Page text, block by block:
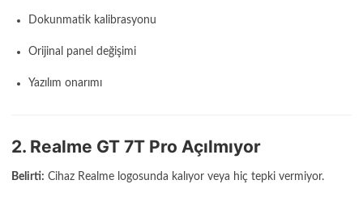
Dokunmatik kalibrasyonu
Orijinal panel değişimi
Yazılım onarımı
2. Realme GT 7T Pro Açılmıyor
Belirti: Cihaz Realme logosunda kalıyor veya hiç tepki vermiyor.